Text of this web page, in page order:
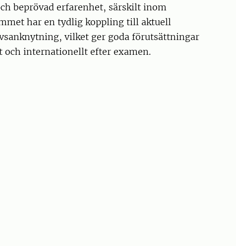
beprövad erfarenhet, särskilt inom
har en tydlig koppling till aktuell
vilket ger goda förutsättningar
internationellt efter examen.